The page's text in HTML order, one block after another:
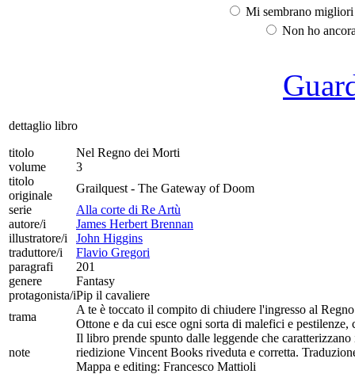
Mi sembrano
Non ho
dettaglio libro
titolo
Nel Regno dei Morti
volume
3
titolo
originale
Grailquest - The Gateway of Doom
serie
Alla corte di Re Artù
autore/i
James Herbert Brennan
illustratore/i
John Higgins
traduttore/i
Flavio Gregori
paragrafi
201
genere
Fantasy
protagonista/iPip il cavaliere
trama
A te è toccato il compito di chiudere l'ingresso al
Ottone e da cui esce ogni sorta di malefici e
note
Il libro prende spunto dalle leggende che
riedizione Vincent Books riveduta e corretta.
Mappa e editing: Francesco Mattioli